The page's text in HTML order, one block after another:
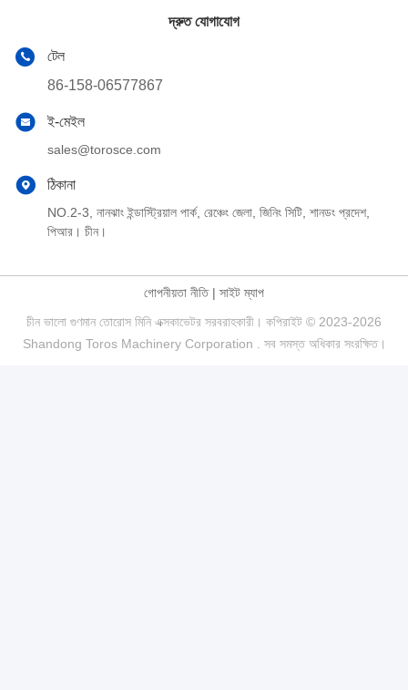
দ্রুত যোগাযোগ
টেল
86-158-06577867
ই-মেইল
sales@torosce.com
ঠিকানা
NO.2-3, নানঝাং ইন্ডাস্ট্রিয়াল পার্ক, রেঞ্চেং জেলা, জিনিং সিটি, শানডং প্রদেশ,
পিআর। চীন।
গোপনীয়তা নীতি| সাইট ম্যাপ
চীন ভালো গুণমান তোরোস মিনি এক্সকাভেটর সরবরাহকারী। কপিরাইট © 2023-2026
Shandong Toros Machinery Corporation . সব সমস্ত অধিকার সংরক্ষিত।